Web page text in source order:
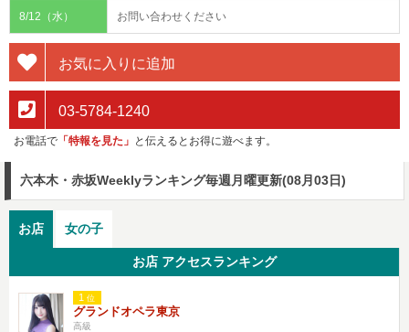
8/12（水） お問い合わせください
お気に入りに追加
03-5784-1240
お電話で 「特報を見た」 と伝えるとお得に遊べます。
六本木・赤坂Weeklyランキング毎週月曜更新(08月03日)
お店 女の子
お店 アクセスランキング
1 位
グランドオペラ東京
高級